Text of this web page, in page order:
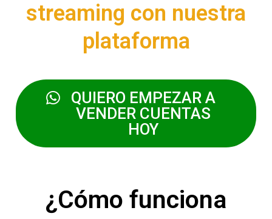
streaming con nuestra
plataforma
QUIERO EMPEZAR A
VENDER CUENTAS
HOY
¿Cómo funciona